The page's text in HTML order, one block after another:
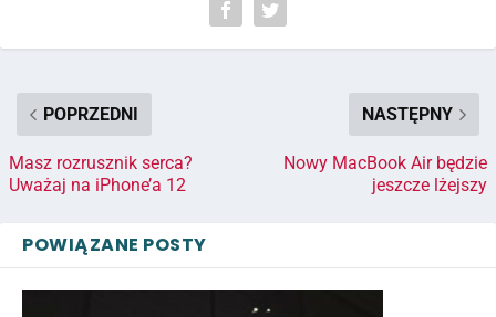
POPRZEDNI
Masz rozrusznik serca?
Uważaj na iPhone’a 12
NASTĘPNY
Nowy MacBook Air będzie
jeszcze lżejszy
POWIĄZANE POSTY